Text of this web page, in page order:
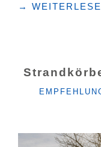
→
KATEGORIEN